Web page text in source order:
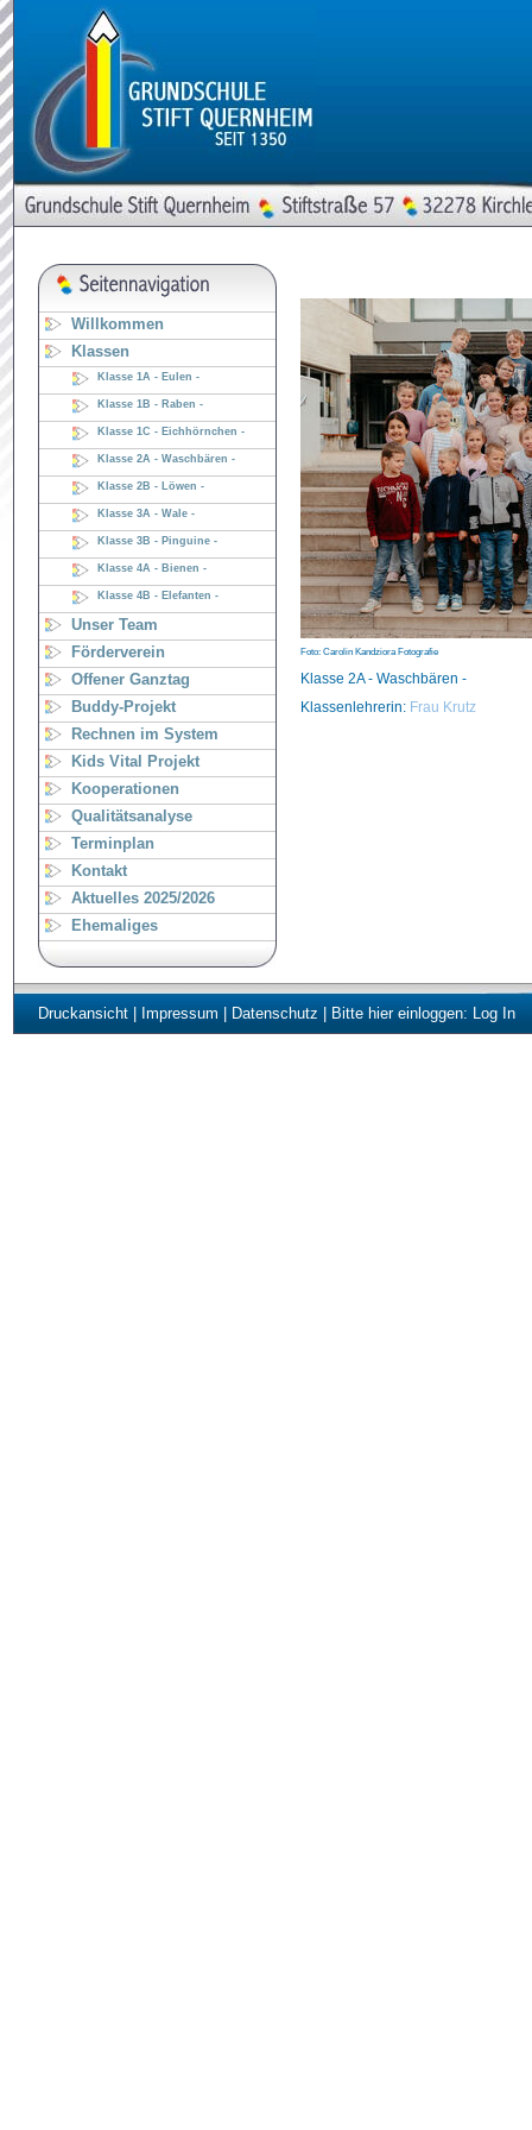
Willkommen
Klassen
Klasse 1A - Eulen -
Klasse 1B - Raben -
Klasse 1C - Eichhörnchen -
Klasse 2A - Waschbären -
Klasse 2B - Löwen -
Klasse 3A - Wale -
Klasse 3B - Pinguine -
Klasse 4A - Bienen -
Klasse 4B - Elefanten -
Unser Team
Förderverein
Offener Ganztag
Buddy-Projekt
Rechnen im System
Kids Vital Projekt
Kooperationen
Qualitätsanalyse
Terminplan
Kontakt
Aktuelles 2025/2026
Ehemaliges
Foto: Carolin Kandziora Fotografie
Klasse 2A - Waschbären -
Klassenlehrerin: Frau Krutz
Druckansicht Impressum Datenschutz | Bitte hier einloggen: Log In